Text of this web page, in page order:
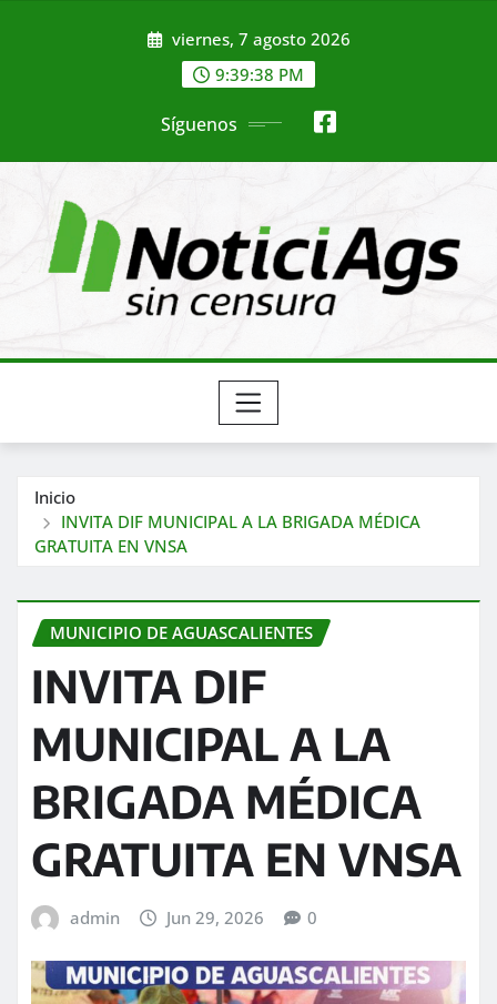
viernes, 7 agosto 2026
9:39:39 PM
Síguenos
Inicio
INVITA DIF MUNICIPAL A LA BRIGADA MÉDICA
GRATUITA EN VNSA
MUNICIPIO DE AGUASCALIENTES
INVITA DIF
MUNICIPAL A LA
BRIGADA MÉDICA
GRATUITA EN VNSA
admin Jun 29, 2026 0